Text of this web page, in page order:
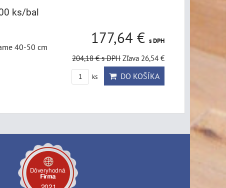
ks/bal
40-50 cm
177,64 € s DPH
204,18 €s DPH Zľava 26,54 €
ks DO KOŠÍKA